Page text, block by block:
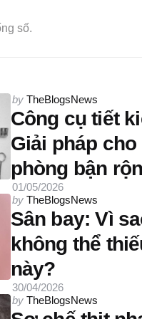
số.
Posted
by
by TheBlogsNews
Công cụ tiết
Giải pháp cho
phòng bận rộn
01/05/2026
Posted
by
by TheBlogsNews
Sân bay: Vì
không thể
này?
30/04/2026
Posted
by
by TheBlogsNews